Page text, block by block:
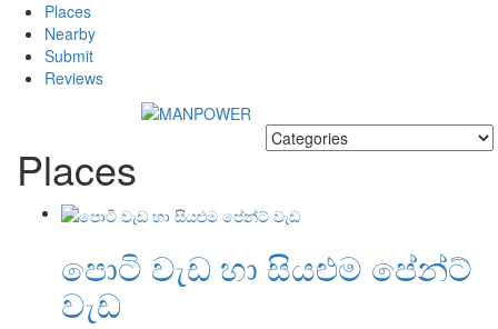
Places
Nearby
Submit
Reviews
Places
පොටි වැඩ හා සියළුම පේන්ට්
වැඩ